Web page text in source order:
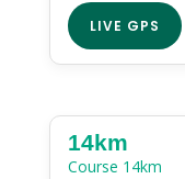
LIVE GPS
14km
Course 14km